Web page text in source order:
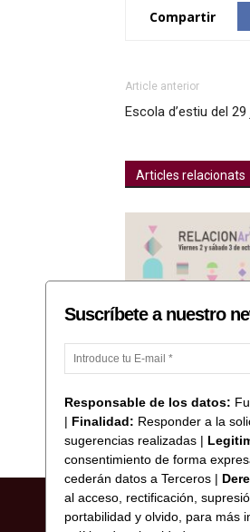
Compartir
Article anterior
Escola d’estiu del
Articles relacionats
Suscríbete a nuestro
Responsable de los datos:
| Finalidad: Responder a la
sugerencias realizadas |
consentimiento de forma
cederán datos a Terceros |
al acceso, rectificación,
portabilidad y olvido, para más